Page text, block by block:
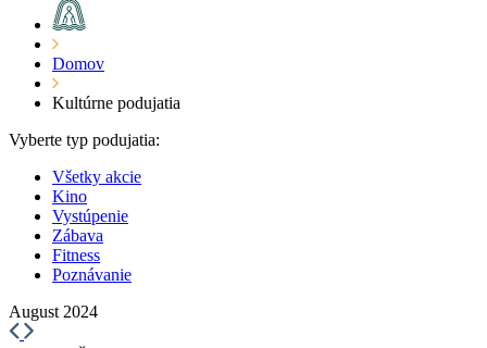
Domov
Kultúrne podujatia
Vyberte typ podujatia:
Všetky akcie
Kino
Vystúpenie
Zábava
Fitness
Poznávanie
August 2024